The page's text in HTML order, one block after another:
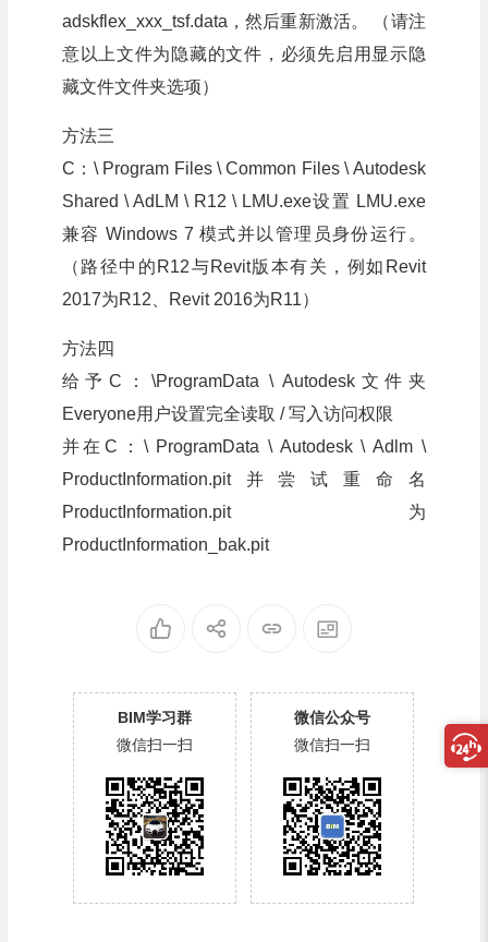
adskflex_xxx_tsf.data，然后重新激活。 （请注
意以上文件为隐藏的文件，必须先启用显示隐
藏文件文件夹选项）
方法三
C：\ Program Files \ Common Files \ Autodesk
Shared \ AdLM \ R12 \ LMU.exe设置 LMU.exe
兼容 Windows 7 模式并以管理员身份运行。
（路径中的R12与Revit版本有关，例如Revit
2017为R12、Revit 2016为R11）
方法四
给予C：\ProgramData \ Autodesk文件夹
Everyone用户设置完全读取 / 写入访问权限
并在C：\ ProgramData \ Autodesk \ Adlm \
ProductInformation.pit并尝试重命名
ProductInformation.pit 为
ProductInformation_bak.pit
BIM学习群
微信扫一扫
微信公众号
微信扫一扫